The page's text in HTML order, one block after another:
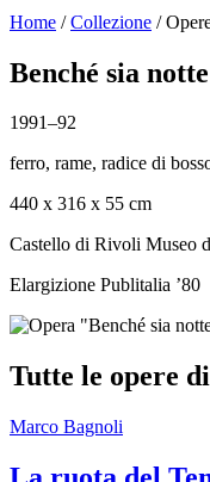
Mostre
Eventi
Cosmo
Collezione
Accessibilità
Educazione
Educazione
News
Dipartimento
e
Famiglie
Visite
Home /Collezione /
Benché sia notte
1991–92
ferro, rame, radice di
440 x 316 x 55 cm
Castello di Rivoli Museo
Elargizione Publitalia ’80
Tutte le opere
Marco Bagnoli